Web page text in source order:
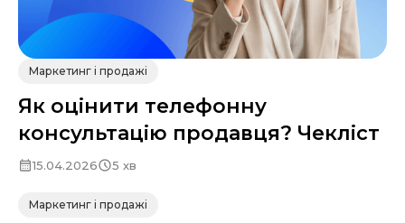
Маркетинг і продажі
Як оцінити телефонну
консультацію продавця? Чекліст
15.04.2026 5 хв
Маркетинг і продажі